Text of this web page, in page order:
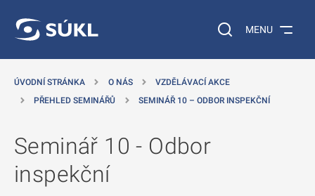
Vyhledávání na
MENU
ÚVODNÍ STRÁNKA O NÁS
VZDĚLÁVACÍ AKCE
PŘEHLED SEMINÁŘŮ
SEMINÁŘ 10 – ODBOR INSPEKČNÍ
Seminář 10 - Odbor
inspekční